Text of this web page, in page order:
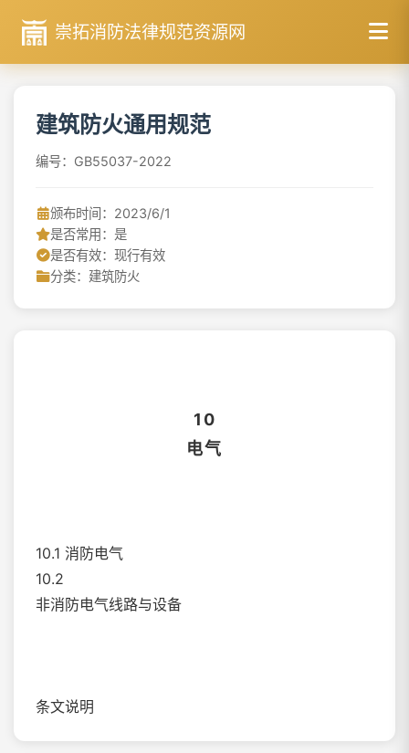
崇拓消防法律规范资源网
建筑防火通用规范
编号：GB55037-2022
颁布时间：2023/6/1
是否常用：是
是否有效：现行有效
分类：建筑防火
10
电气
10.1 消防电气
10.2
非消防电气线路与设备
条文说明